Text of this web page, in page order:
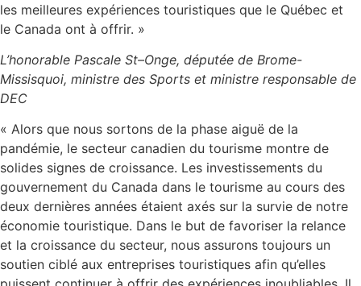
les meilleures expériences touristiques que le Québec et
le Canada ont à offrir. »
L’honorable Pascale St–Onge, députée de Brome‍-
Missisquoi, ministre des Sports et ministre responsable de
DEC
« Alors que nous sortons de la phase aiguë de la
pandémie, le secteur canadien du tourisme montre de
solides signes de croissance. Les investissements du
gouvernement du Canada dans le tourisme au cours des
deux dernières années étaient axés sur la survie de notre
économie touristique. Dans le but de favoriser la relance
et la croissance du secteur, nous assurons toujours un
soutien ciblé aux entreprises touristiques afin qu’elles